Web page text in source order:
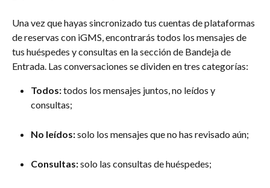
Una vez que hayas sincronizado tus cuentas de plataformas
de reservas con iGMS, encontrarás todos los mensajes de
tus huéspedes y consultas en la sección de Bandeja de
Entrada. Las conversaciones se dividen en tres categorías:
Todos: todos los mensajes juntos, no leídos y
consultas;
No leídos: solo los mensajes que no has revisado aún;
Consultas: solo las consultas de huéspedes;